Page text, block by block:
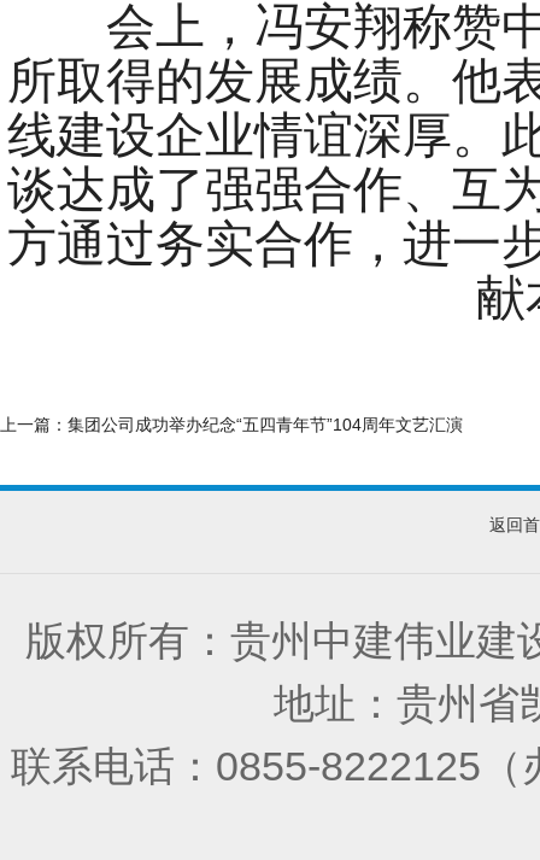
会上， 冯安翔称赞
所取得的发展成绩。他
线建设企业情谊深厚。
谈达成了强强合作、互
方通过务实合作，进一
献
上一篇： 集团公司成功举办纪念“五四青年节”104周年文艺汇演
返回
版权所有：贵州中建伟业
地址：贵州
联系电话：0855-8222125